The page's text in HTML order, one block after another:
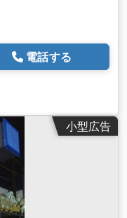
電話する
小型広告